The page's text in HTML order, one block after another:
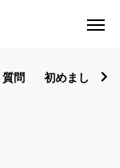
質問 初めまして！